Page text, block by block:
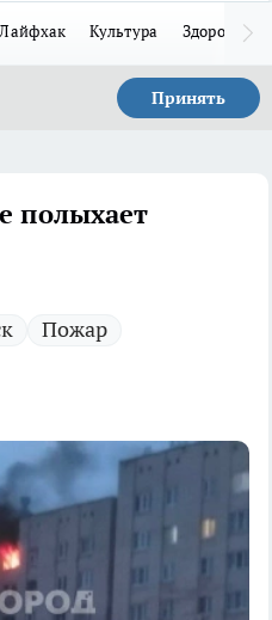
Лайфхак Культура Здоровье
Принять
полыхает
Пожар